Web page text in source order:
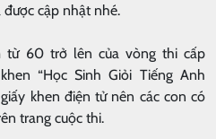
được cập nhật nhé.
từ 60 trở lên của vòng thi cấp
“Học Sinh Giỏi Tiếng Anh
khen điện tử nên các con có
trang cuộc thi.